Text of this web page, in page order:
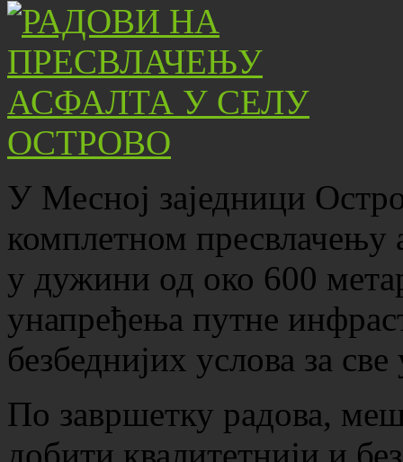
У Месној заједници
комплетном
у дужини од око 600
унапређења путне
безбеднијих услова за
По завршетку радова,